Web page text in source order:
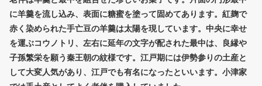
に羊羹を流し込み、表面に糖蜜を塗って固めてあります。紅麹で
赤く染められた手亡豆の羊羹は太陽を現しています。中央に幸せ
を運ぶコウノトリ、左右に延年の文字が配された最中は、良縁や
子孫繁栄を願う秦王朝の紋様です。江戸期には伊勢参りの土産と
して大変人気があり、江戸でも有名になったといいます。小津家